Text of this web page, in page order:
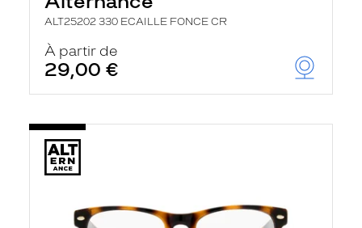
ALT25202 330 ECAILLE FONCE CR
À partir de
29,00 €